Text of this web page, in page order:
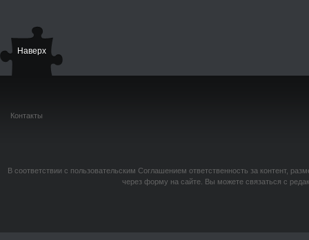
Наверх
Контакты
В соответствии с пользовательским Соглашением ответственность за контент,
через форму на сайте. Вы можете связаться с